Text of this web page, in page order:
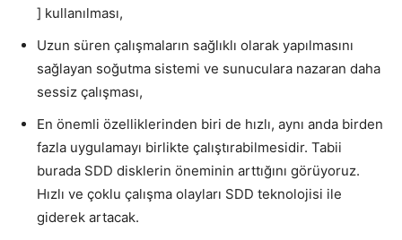
] kullanılması,
Uzun süren çalışmaların sağlıklı olarak yapılmasını
sağlayan soğutma sistemi ve sunuculara nazaran daha
sessiz çalışması,
En önemli özelliklerinden biri de hızlı, aynı anda birden
fazla uygulamayı birlikte çalıştırabilmesidir. Tabii
burada SDD disklerin öneminin arttığını görüyoruz.
Hızlı ve çoklu çalışma olayları SDD teknolojisi ile
giderek artacak.